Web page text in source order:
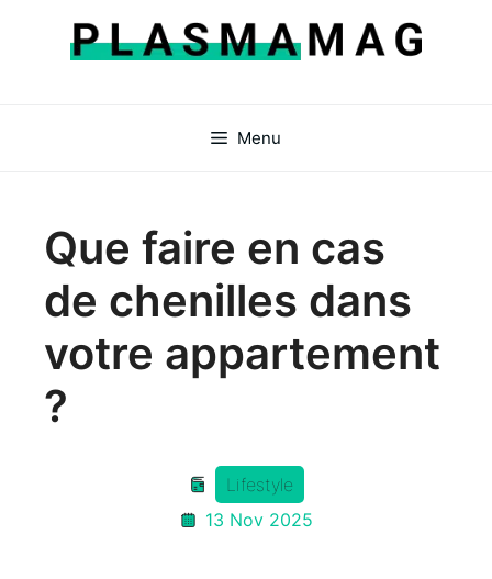
Menu
Que faire en cas
de chenilles dans
votre appartement
?
Lifestyle
13 Nov 2025